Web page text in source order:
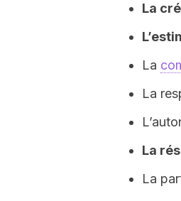
La
La
La
La
La